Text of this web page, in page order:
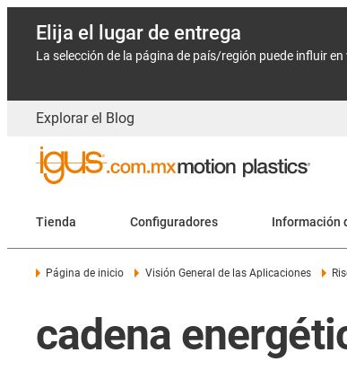
Elija el lugar de entrega
La selección de la página de país/región puede influir
Explorar el Blog
Tienda Configuradores Información
Página de inicio Visión General de las Aplicaciones
cadena